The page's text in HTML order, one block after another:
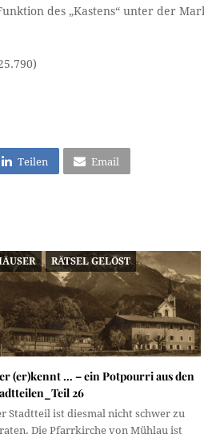
des „Kastens“ unter der
Teilen Email
RÄTSEL GELÖST
(er)kennt … – ein Potpourri aus den
26
Stadtteil ist diesmal nicht schwer zu
Die Pfarrkirche von Mühlau ist